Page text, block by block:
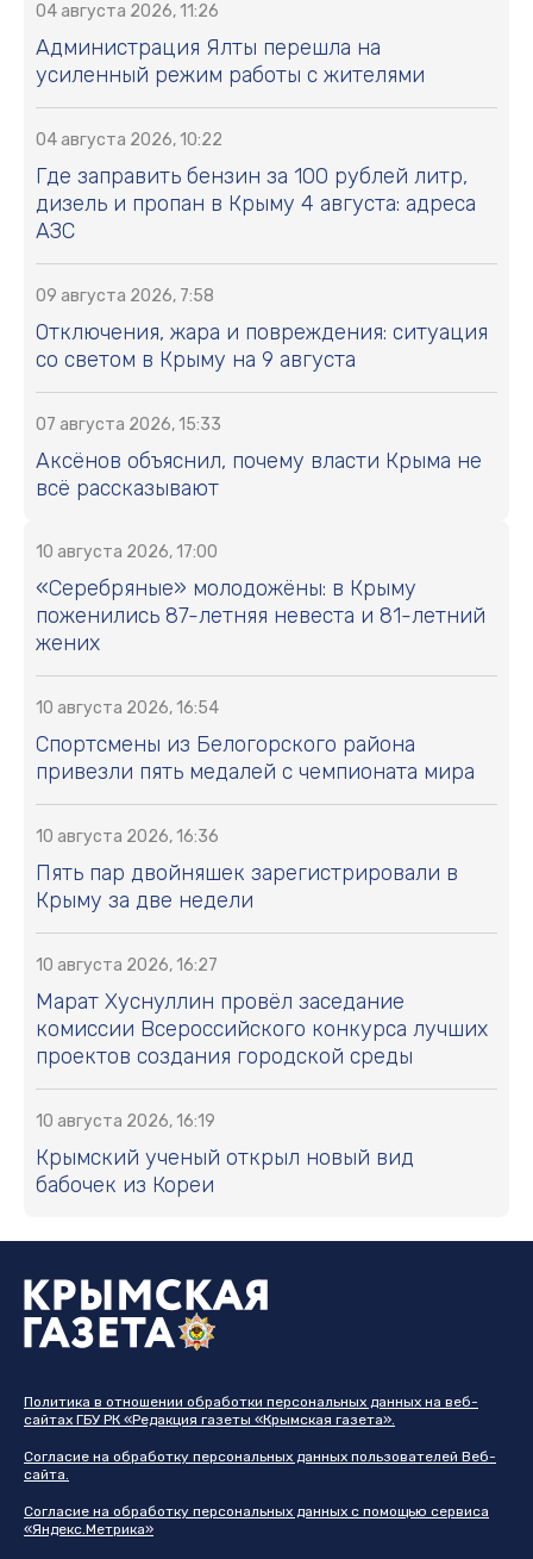
04 августа 2026, 11:26
Администрация Ялты перешла на
усиленный режим работы с жителями
04 августа 2026, 10:22
Где заправить бензин за 100 рублей литр,
дизель и пропан в Крыму 4 августа: адреса
АЗС
09 августа 2026, 7:58
Отключения, жара и повреждения: ситуация
со светом в Крыму на 9 августа
07 августа 2026, 15:33
Аксёнов объяснил, почему власти Крыма не
всё рассказывают
10 августа 2026, 17:00
«Серебряные» молодожёны: в Крыму
поженились 87-летняя невеста и 81-летний
жених
10 августа 2026, 16:54
Спортсмены из Белогорского района
привезли пять медалей с чемпионата мира
10 августа 2026, 16:36
Пять пар двойняшек зарегистрировали в
Крыму за две недели
10 августа 2026, 16:27
Марат Хуснуллин провёл заседание
комиссии Всероссийского конкурса лучших
проектов создания городской среды
10 августа 2026, 16:19
Крымский ученый открыл новый вид
бабочек из Кореи
Политика в отношении обработки персональных данных на веб-
сайтах ГБУ РК «Редакция газеты «Крымская газета».
Согласие на обработку персональных данных пользователей Веб-
сайта.
Согласие на обработку персональных данных с помощью сервиса
«Яндекс.Метрика»